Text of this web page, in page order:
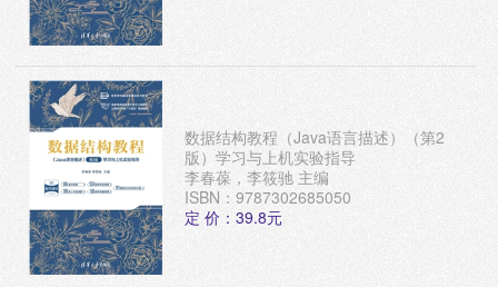
数据结构教程（Java语言描述）（第2
版）学习与上机实验指导
李春葆，李筱驰 主编
ISBN：9787302685050
定 价：39.8元